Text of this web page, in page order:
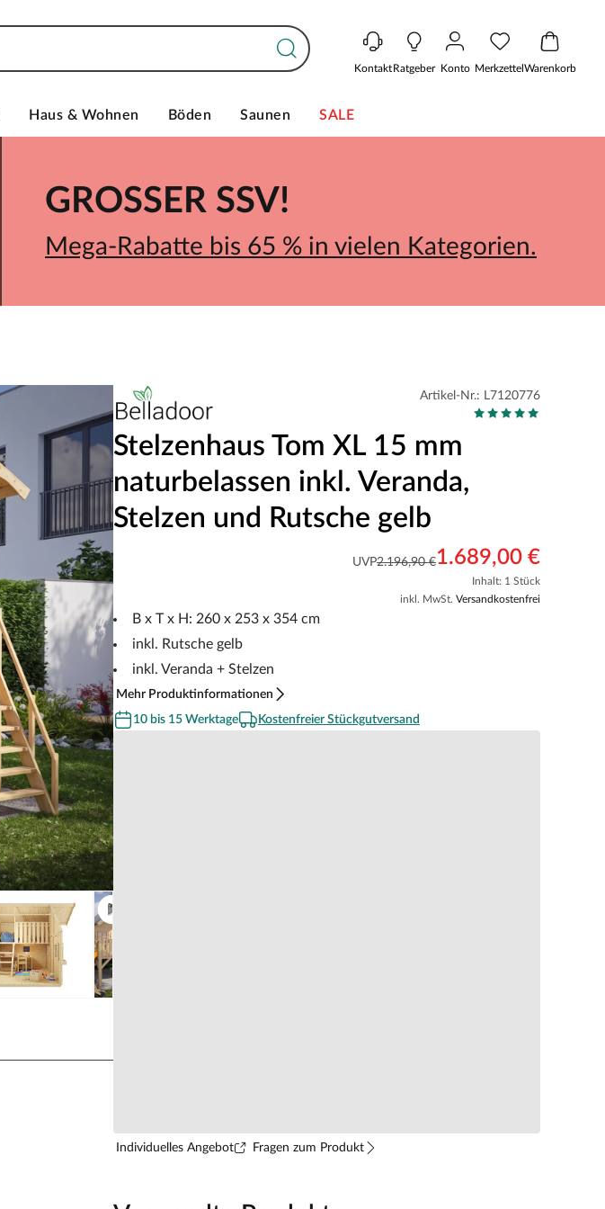
KontaktRatgeber Konto MerkzettelWarenkorb
Haus & Wohnen Böden Saunen SALE
GROSSER SSV!
Mega-Rabatte bis 65 % in vielen Kategorien.
Artikel-Nr.: L7120776
Stelzenhaus Tom XL 15 mm
naturbelassen inkl. Veranda,
Stelzen und Rutsche gelb
UVP2.196,90 €1.689,00 €
Inhalt: 1 Stück
inkl. MwSt. Versandkostenfrei
B x T x H: 260 x 253 x 354 cm
inkl. Rutsche gelb
inkl. Veranda + Stelzen
Mehr Produktinformationen
10 bis 15 Werktage
Kostenfreier Stückgutversand
Individuelles Angebot Fragen zum Produkt